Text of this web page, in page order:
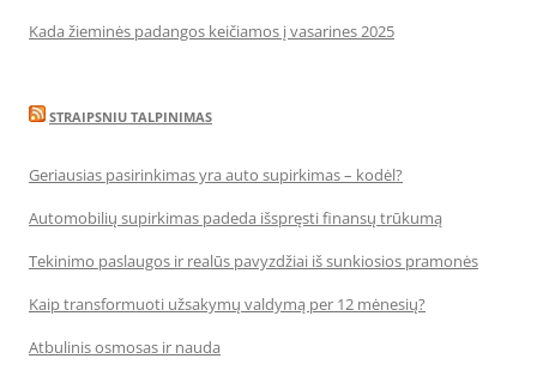
Kada žieminės padangos keičiamos į vasarines 2025
STRAIPSNIU TALPINIMAS
Geriausias pasirinkimas yra auto supirkimas – kodėl?
Automobilių supirkimas padeda išspręsti finansų trūkumą
Tekinimo paslaugos ir realūs pavyzdžiai iš sunkiosios pramonės
Kaip transformuoti užsakymų valdymą per 12 mėnesių?
Atbulinis osmosas ir nauda